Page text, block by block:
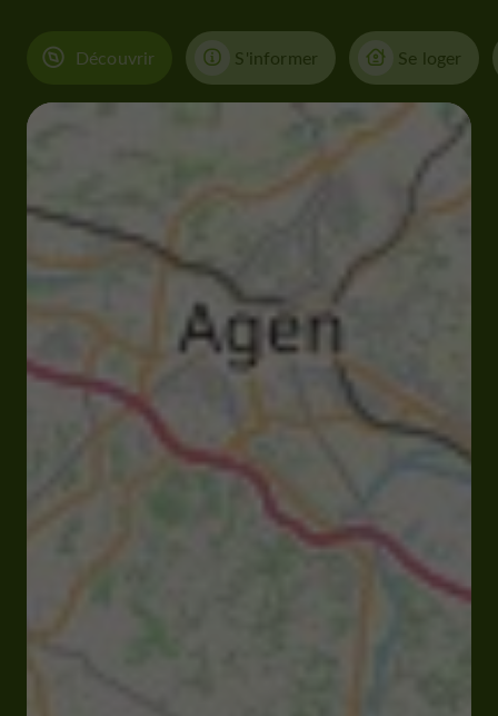
Découvrir S'informer Se loger